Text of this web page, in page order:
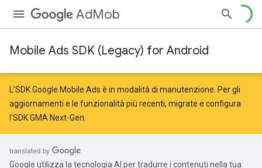
AdMob
Mobile Ads SDK (Legacy) for Android
L'SDK Google Mobile Ads è in modalità di manutenzione. Per gli
aggiornamenti e le funzionalità più recenti, migrate e configura
l'SDK GMA Next-Gen
Google utilizza la tecnologia AI per tradurre i contenuti nella tua